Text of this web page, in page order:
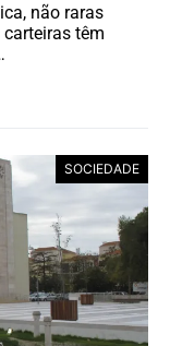
não raras
têm
SOCIEDADE